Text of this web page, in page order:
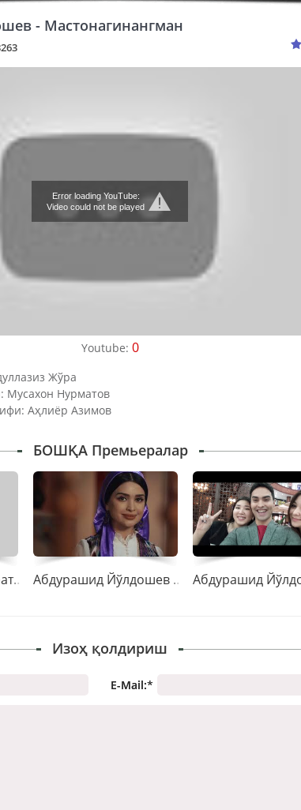
- Мастонагинангман
Error loading YouTube:
Video could not be played
Youtube: 0
Жўра
Мусахон Нурматов
Аҳлиёр Азимов
БОШҚА Премьералар
Шоҳруҳхон ва Шуҳрат Йўлдошев “Қизгина” Абдурашид Йўлдошев \Рўмолда гўзалсан\
Изоҳ қолдириш
E-Mail:*